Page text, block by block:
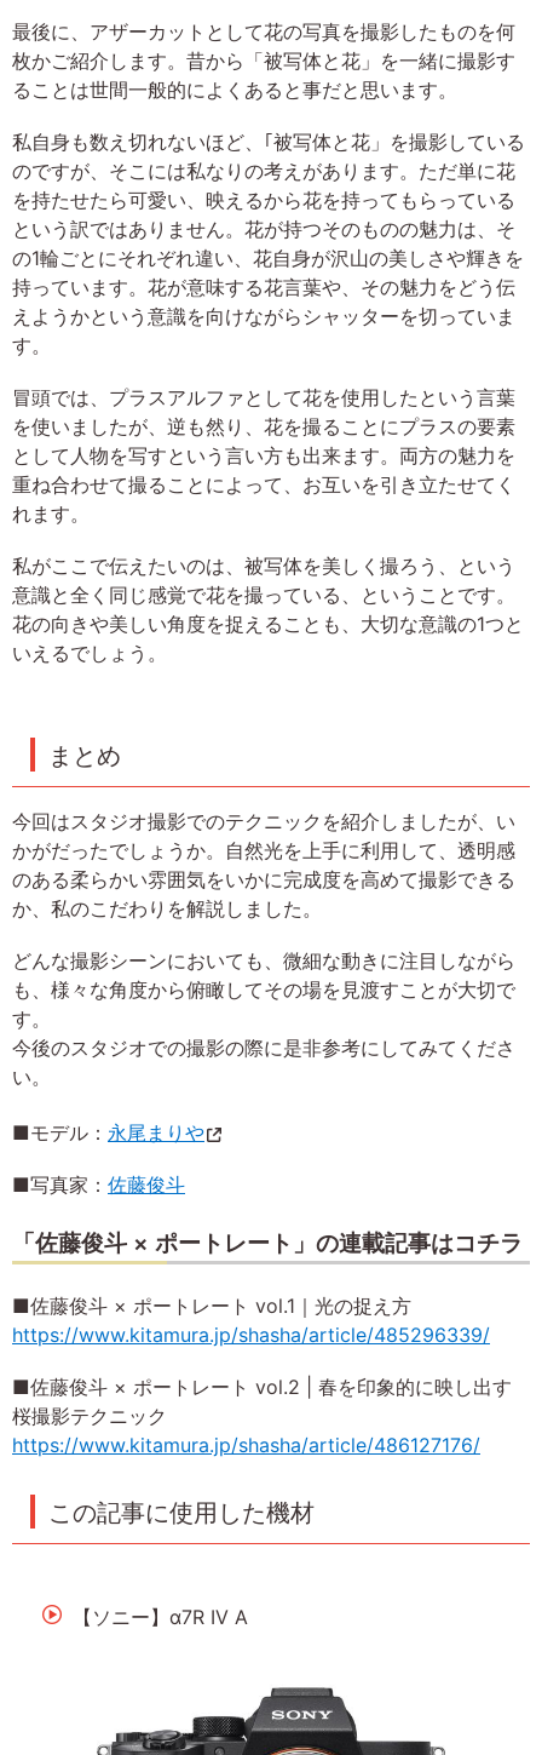
最後に、アザーカットとして花の写真を撮影したものを何
枚かご紹介します。昔から「被写体と花」を一緒に撮影す
ることは世間一般的によくあると事だと思います。
私自身も数え切れないほど、｢被写体と花」を撮影している
のですが、そこには私なりの考えがあります。ただ単に花
を持たせたら可愛い、映えるから花を持ってもらっている
という訳ではありません。花が持つそのものの魅力は、そ
の1輪ごとにそれぞれ違い、花自身が沢山の美しさや輝きを
持っています。花が意味する花言葉や、その魅力をどう伝
えようかという意識を向けながらシャッターを切っていま
す。
冒頭では、プラスアルファとして花を使用したという言葉
を使いましたが、逆も然り、花を撮ることにプラスの要素
として人物を写すという言い方も出来ます。両方の魅力を
重ね合わせて撮ることによって、お互いを引き立たせてく
れます。
私がここで伝えたいのは、被写体を美しく撮ろう、という
意識と全く同じ感覚で花を撮っている、ということです。
花の向きや美しい角度を捉えることも、大切な意識の1つと
いえるでしょう。
まとめ
今回はスタジオ撮影でのテクニックを紹介しましたが、い
かがだったでしょうか。自然光を上手に利用して、透明感
のある柔らかい雰囲気をいかに完成度を高めて撮影できる
か、私のこだわりを解説しました。
どんな撮影シーンにおいても、微細な動きに注目しながら
も、様々な角度から俯瞰してその場を見渡すことが大切で
す。
今後のスタジオでの撮影の際に是非参考にしてみてくださ
い。
■モデル： 永尾まりや
■写真家： 佐藤俊斗
「佐藤俊斗 × ポートレート」の連載記事はコチラ
■佐藤俊斗 × ポートレート vol.1｜光の捉え方
https://www.kitamura.jp/shasha/article/485296339/
■佐藤俊斗 × ポートレート vol.2 | 春を印象的に映し出す
桜撮影テクニック
https://www.kitamura.jp/shasha/article/486127176/
この記事に使用した機材
【ソニー】α7R IV A